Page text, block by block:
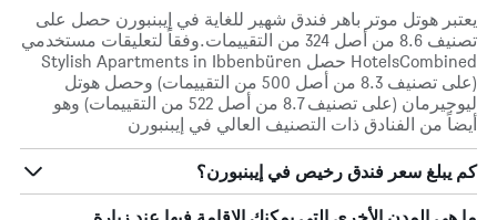
يعتبر هوتل موتر باهر فندق شهير للغاية في إيبنبورن حصل على
تصنيف 8.6 من أصل 324 من التقييمات.وفقاً لتعليقات مستخدمي
HotelsCombined حصل Stylish Apartments in Ibbenbüren
(على تصنيف 8.3 من أصل 500 من التقييمات) وحصل هوتل
ليوجيرمان (على تصنيف 8.7 من أصل 522 من التقييمات) وهو
أيضاً من الفنادق ذات التصنيف العالي في إيبنبورن
كم يبلغ سعر فندق رخيص في إيبنبورن؟